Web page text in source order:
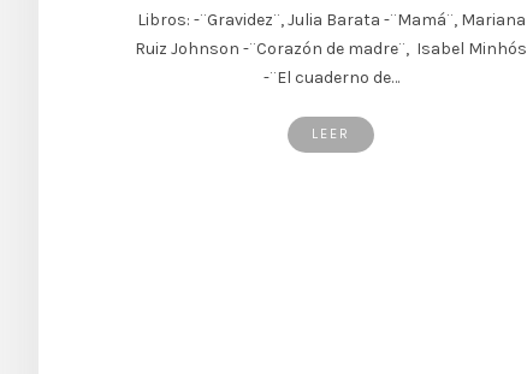
Libros: -¨Gravidez¨, Julia Barata -¨Mamá¨, Mariana
Ruiz Johnson -¨Corazón de madre¨, Isabel Minhós
-¨El cuaderno de…
LEER